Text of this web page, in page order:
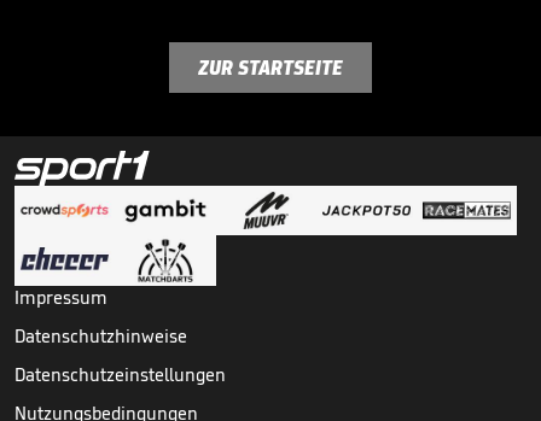
ZUR STARTSEITE
Impressum
Datenschutzhinweise
Datenschutzeinstellungen
Nutzungsbedingungen